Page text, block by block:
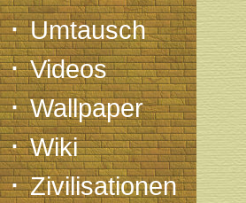
·Umtausch
·Videos
·Wallpaper
·Wiki
·Zivilisationen